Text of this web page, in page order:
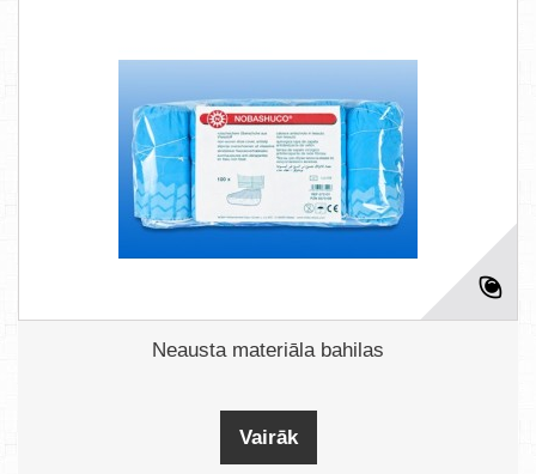
Neausta materiāla bahilas
Vairāk